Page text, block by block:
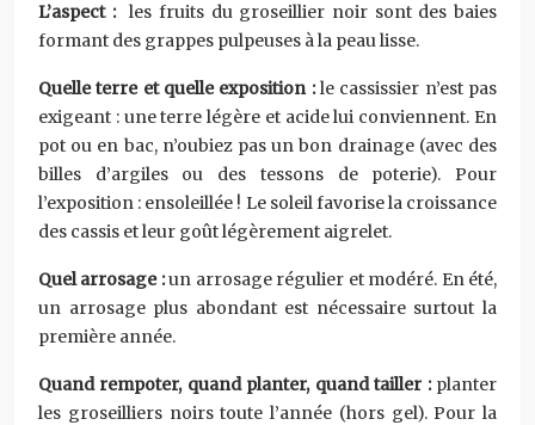
L’aspect :les fruits du groseillier noir sont des baies
formant des grappes pulpeuses à la peau lisse.
Quelle terre et quelle exposition :le cassissier n’est pas
exigeant : une terre légère et acide lui conviennent. En
pot ou en bac, n’oubiez pas un bon drainage (avec des
billes d’argiles ou des tessons de poterie). Pour
l’exposition : ensoleillée ! Le soleil favorise la croissance
des cassis et leur goût légèrement aigrelet.
Quel arrosage :un arrosage régulier et modéré. En été,
un arrosage plus abondant est nécessaire surtout la
première année.
Quand rempoter, quand planter, quand tailler :planter
les groseilliers noirs toute l’année (hors gel). Pour la